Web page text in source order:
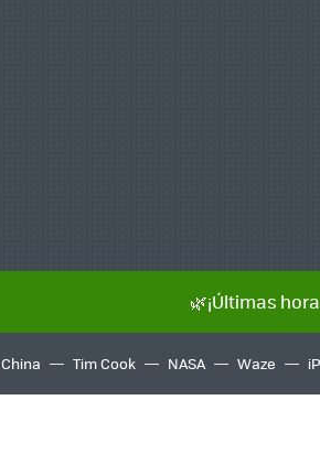
🌿¡Últimas
China Tim Cook NASA Waze